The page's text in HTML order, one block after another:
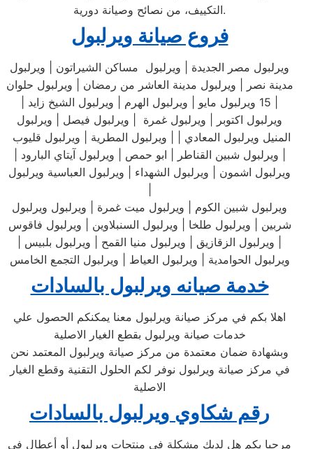
التكييف، من نصائح وصيانة دورية.
فروع صيانة ويرلبول
ويرلبول مصر الجديدة | ويرلبول مساكن الشيراتون | ويرلبول
مدينة نصر | ويرلبول مدينة العاشر من رمضان | ويرلبول حلوان
| 15 ويرلبول مايو | ويرلبول الهرم | ويرلبول الشيخ زايد |
ويرلبول اكتوبر | ويرلبول غمرة | ويرلبول فيصل | ويرلبول
المنيل ويرلبول المعادي | | ويرلبول المطرية | ويرلبول قليوب
| ويرلبول شبين القناطر | ابو حمص | ويرلبول آيتاي البارود |
ويرلبول اشمون | ويرلبول الشهداء | ويرلبول العباسية ويرلبول
ويرلبول شبين الكوم | ويرلبول ميت غمرة | ويرلبول ويرلبول
شربين | ويرلبول طلخا | ويرلبول السنبلاوين | ويرلبول فاقوس
| ويرلبول الزقازيق | ويرلبول منيا القمح | ويرلبول بلبيس |
ويرلبول الحوامدية | ويرلبول العياط | ويرلبول التجمع الخامس
خدمة صيانه ويرلبول بالسادات
اهلا بكم في مركز صيانة ويرلبول معنا يمكنكم الحصول علي
خدمات صيانة ويرلبول بقطع الغيار الاصلية
وبشهادة ضمان معتمدة من مركز صيانة ويرلبول المعتمد نحن
في مركز صيانة ويرلبول نوفر لكم الحلول التقنية وقطع الغيار
الاصلية
رقم شكاوي ويرلبول بالسادات
مرحبا بكم هل لديك مشكلة فى منتجات ويرلبول أو أعطال في